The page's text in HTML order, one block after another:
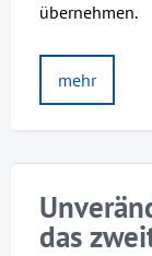
übernehmen.
mehr
das